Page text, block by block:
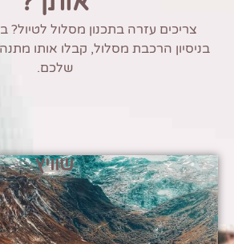
צריכים עזרה בתכנון מסלול לטיול?
בניסיון הרכבת מסלול, קבלו אותו
שלכם.
שוויץ